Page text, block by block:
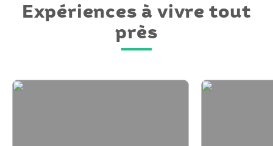
Expériences à vivre tout
près